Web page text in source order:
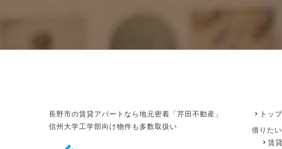
長野市の賃貸アパートなら地元密着「芹田不動産」
信州大学工学部向け物件も多数取扱い
トッ
借りたい
賃